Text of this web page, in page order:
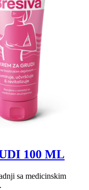
100 ML
sa medicinskim